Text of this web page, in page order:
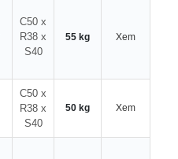
C50 x
R38 x
S40
55 kg Xem
C50 x
R38 x
S40
50 kg Xem